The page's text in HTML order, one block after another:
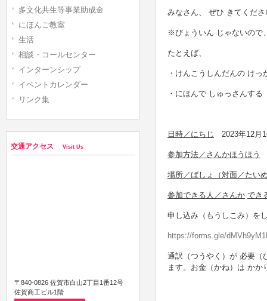
みなさん、 ぜひ きてくださ
※びょういん じゃないので
たとえば、
・けんこうしんだんの け
・にほんで しゅっさんす
日時／にちじ 2023年12月
参加方法／さんかほうほう
場所／ばしょ（対面／たい
参加できる人／さんか でき
申し込み（もうしこみ）を
https://forms.gle/
通訳（つうやく）が 必要（
ます。お金（かね）は かか
多文化共生等事業助成金
にほんご教室
生活
相談・コールセンター
インターンシップ
イベントカレンダー
リンク集
交通アクセス Visit Us
〒840-0826 佐賀市白山2丁目1番12号
佐賀商工ビル1階